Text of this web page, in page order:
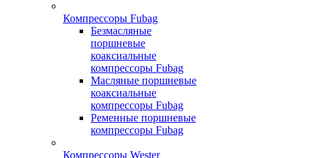
Компрессоры Fubag
Безмасляные
поршневые
коаксиальные
компрессоры Fubag
Масляные поршневые
коаксиальные
компрессоры Fubag
Ременные поршневые
компрессоры Fubag
Компрессоры Wester